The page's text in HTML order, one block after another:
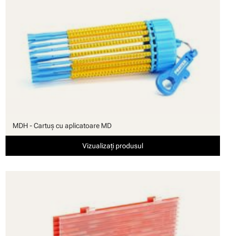
MDH - Cartuş cu aplicatoare MD
Vizualizați produsul